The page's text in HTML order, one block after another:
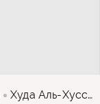
Худа Аль-Хуссейни